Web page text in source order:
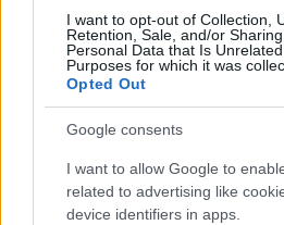
I want to opt-out of Collection,
Retention, Sale, and/or
Personal Data that Is
Purposes for which it was
Opted Out
Google consents
I want to allow Google to
related to advertising like
device identifiers in apps.
davvero disintermediatori
risposta è sì, ma in futuro
Facebook, Instagram e simili
gestite da privati e, come
del profitto. Nulla vieta
decidano da un giorno
regole che le trasformino in